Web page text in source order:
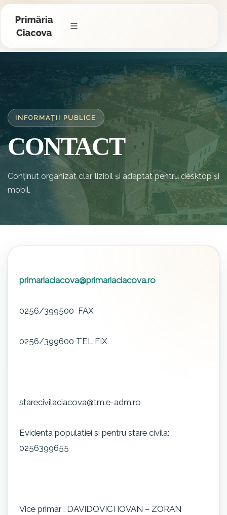
INFORMAȚII PUBLICE
CONTACT
Conținut organizat clar, lizibil și adaptat pentru desktop și
mobil.
primariaciacova@primariaciacova.ro
0256/399500 FAX
0256/399600 TEL FIX
starecivilaciacova@tm.e-adm.ro
Evidenta populatiei si pentru stare civila:
0256399655
Vice primar : DAVIDOVICI IOVAN – ZORAN